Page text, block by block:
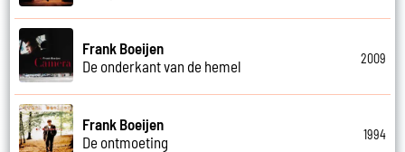
Frank Boeijen
De onderkant van de hemel
2009
Frank Boeijen
De ontmoeting
1994